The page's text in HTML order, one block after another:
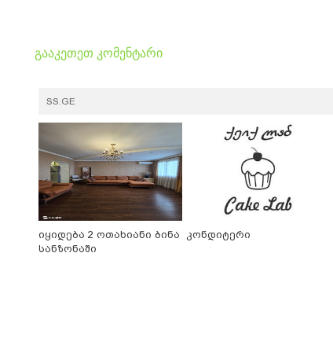
გააკეთეთ კომენტარი
SS.GE
იყიდება 2 ოთახიანი ბინა
სანზონაში
კონდიტერი